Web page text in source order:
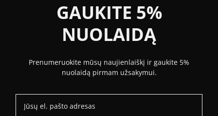
GAUKITE 5%
NUOLAIDĄ
Prenumeruokite mūsų naujienlaiškį ir gaukite 5%
nuolaidą pirmam užsakymui.